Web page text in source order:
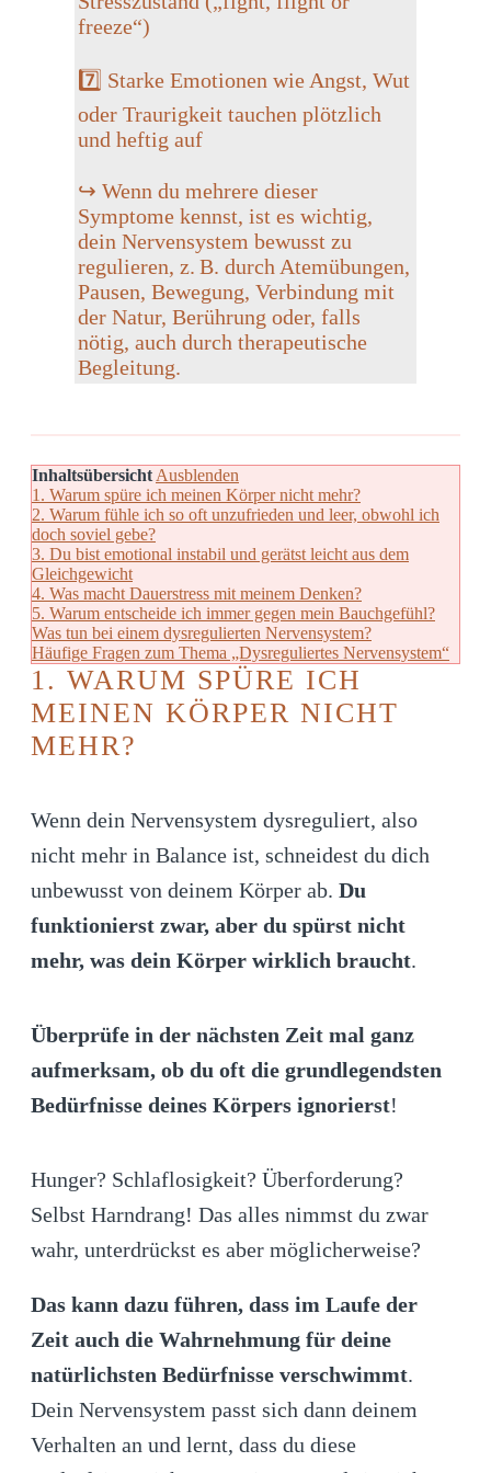
freeze“)
7️⃣ Starke Emotionen wie Angst, Wut
oder Traurigkeit tauchen plötzlich
und heftig auf
↪️ Wenn du mehrere dieser
Symptome kennst, ist es wichtig,
dein Nervensystem bewusst zu
regulieren, z. B. durch Atemübungen,
Pausen, Bewegung, Verbindung mit
der Natur, Berührung oder, falls
nötig, auch durch therapeutische
Begleitung.
Inhaltsübersicht Ausblenden
1. Warum spüre ich meinen Körper nicht mehr?
2. Warum fühle ich so oft unzufrieden und leer, obwohl ich
doch soviel gebe?
3. Du bist emotional instabil und gerätst leicht aus dem
Gleichgewicht
4. Was macht Dauerstress mit meinem Denken?
5. Warum entscheide ich immer gegen mein Bauchgefühl?
Was tun bei einem dysregulierten Nervensystem?
Häufige Fragen zum Thema „Dysreguliertes Nervensystem“
1. WARUM SPÜRE ICH
MEINEN KÖRPER NICHT
MEHR?
Wenn dein Nervensystem dysreguliert, also
nicht mehr in Balance ist, schneidest du dich
unbewusst von deinem Körper ab. Du
funktionierst zwar, aber du spürst nicht
mehr, was dein Körper wirklich braucht.
Überprüfe in der nächsten Zeit mal ganz
aufmerksam, ob du oft die grundlegendsten
Bedürfnisse deines Körpers ignorierst!
Hunger? Schlaflosigkeit? Überforderung?
Selbst Harndrang! Das alles nimmst du zwar
wahr, unterdrückst es aber möglicherweise?
Das kann dazu führen, dass im Laufe der
Zeit auch die Wahrnehmung für deine
natürlichsten Bedürfnisse verschwimmt.
Dein Nervensystem passt sich dann deinem
Verhalten an und lernt, dass du diese